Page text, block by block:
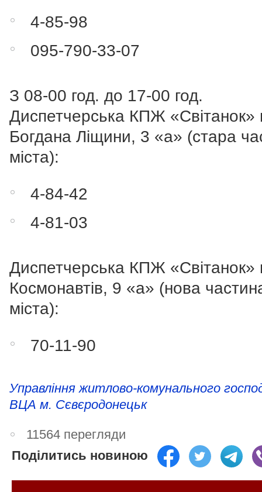
4-85-98
095-790-33-07
З 08-00 год. до 17-00 год.
Диспетчерська КПЖ «Світанок»
Богдана Ліщини, 3 «а» (стара
міста):
4-84-42
4-81-03
Диспетчерська КПЖ «Світанок»
Космонавтів, 9 «а» (нова
міста):
70-11-90
Управління житлово-комунального
ВЦА м. Сєвєродонецьк
11564 перегляди
Поділитись новиною